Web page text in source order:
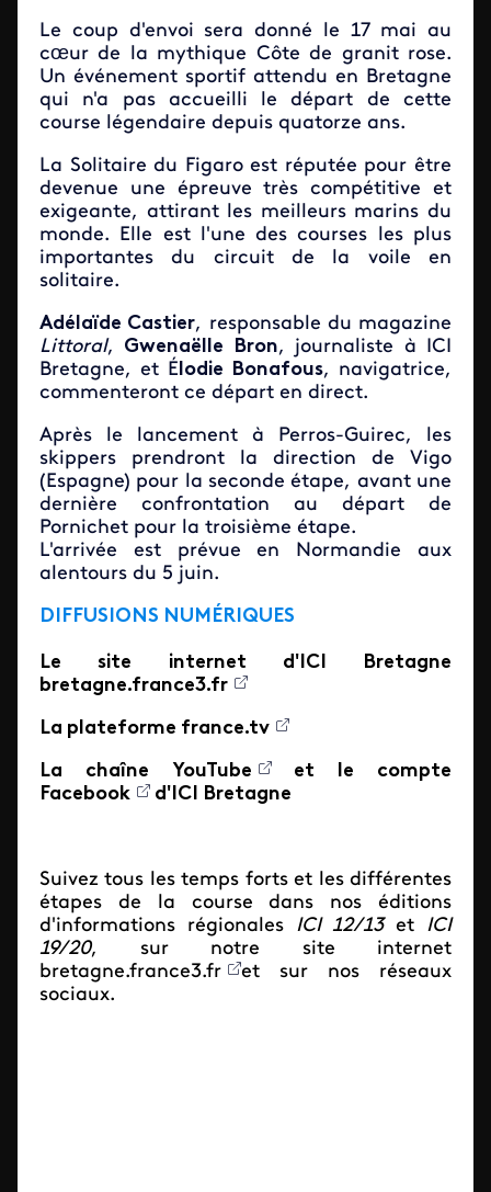
Le coup d'envoi sera donné le 17 mai au
cœur de la mythique Côte de granit rose.
Un événement sportif attendu en Bretagne
qui n'a pas accueilli le départ de cette
course légendaire depuis quatorze ans.
La Solitaire du Figaro est réputée pour être
devenue une épreuve très compétitive et
exigeante, attirant les meilleurs marins du
monde. Elle est l'une des courses les plus
importantes du circuit de la voile en
solitaire.
Adélaïde Castier, responsable du magazine
Littoral, Gwenaëlle Bron, journaliste à ICI
Bretagne, et Élodie Bonafous, navigatrice,
commenteront ce départ en direct.
Après le lancement à Perros-Guirec, les
skippers prendront la direction de Vigo
(Espagne) pour la seconde étape, avant une
dernière confrontation au départ de
Pornichet pour la troisième étape.
L'arrivée est prévue en Normandie aux
alentours du 5 juin.
DIFFUSIONS NUMÉRIQUES
Le site internet d'ICI Bretagne
bretagne.france3.fr
La plateforme france.tv
La chaîne YouTube
et le compte
Facebook
d'ICI Bretagne
Suivez tous les temps forts et les différentes
étapes de la course dans nos éditions
d'informations régionales ICI 12/13et ICI
19/20, sur notre site internet
bretagne.france3.fr
et sur nos réseaux
sociaux.